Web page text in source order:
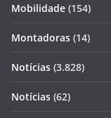
Mobilidade (154)
Montadoras (14)
Notícias (3.828)
Notícias (62)